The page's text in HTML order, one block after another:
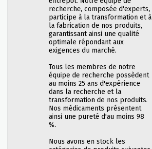
recherche, composée d'experts,
participe à la transformation et à
la fabrication de nos produits,
garantissant ainsi une qualité
optimale répondant aux
exigences du marché.
Tous les membres de notre
équipe de recherche possèdent
au moins 25 ans d'expérience
dans la recherche et la
transformation de nos produits.
Nos médicaments présentent
ainsi une pureté d'au moins 98
%.
Nous avons en stock les